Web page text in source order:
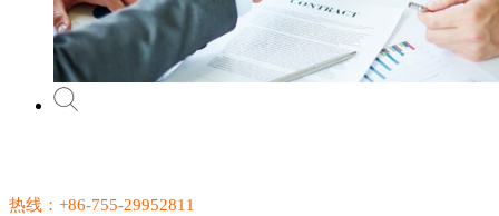
热线：+86-755-29952811